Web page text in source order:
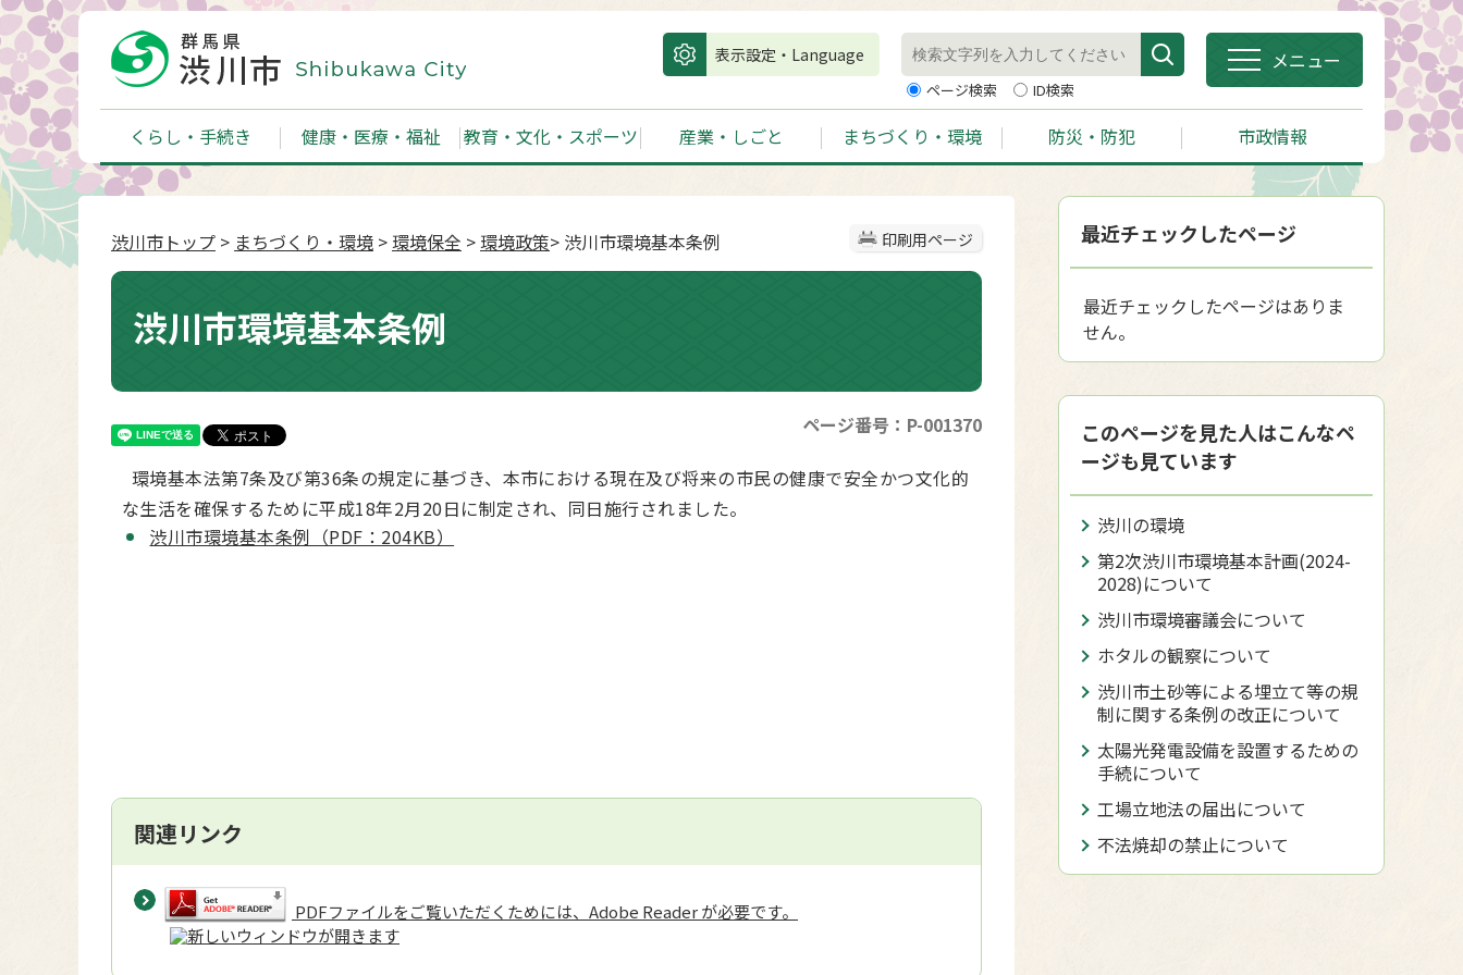
表示設定・Language
ページ検索 ID検索
メニュー
くらし・手続き 健康・医療・福祉 教育・文化・スポーツ 産業・しごと まちづくり・環境 防災・防犯 市政情報
印刷用ページ
渋川市トップ > まちづくり・環境 >環境保全 >環境政策> 渋川市環境基本条例
渋川市環境基本条例
ページ番号：P-001370
環境基本法第7条及び第36条の規定に基づき、本市における現在及び将来の市民の健康で安全かつ文化的
な生活を確保するために平成18年2月20日に制定され、同日施行されました。
渋川市環境基本条例（PDF：204KB）
関連リンク
PDFファイルをご覧いただくためには、Adobe Reader が必要です。
最近チェックしたページ
最近チェックしたページはありま
せん。
このページを見た人はこんなペ
ージも見ています
渋川の環境
第2次渋川市環境基本計画(2024-
2028)について
渋川市環境審議会について
ホタルの観察について
渋川市土砂等による埋立て等の規
制に関する条例の改正について
太陽光発電設備を設置するための
手続について
工場立地法の届出について
不法焼却の禁止について